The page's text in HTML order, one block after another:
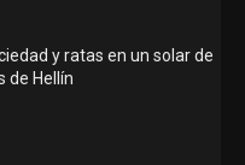
y ratas en un solar de
de Hellín